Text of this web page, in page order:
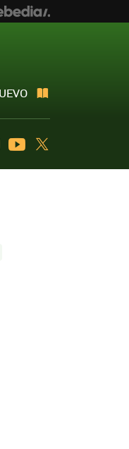
InstagramYoutube